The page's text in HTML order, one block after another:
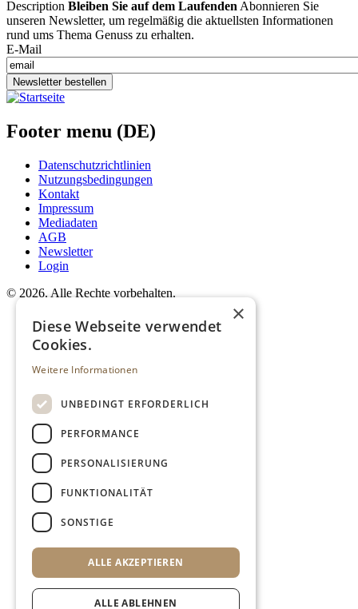
Description Bleiben Sie auf dem LaufendenAbonnieren Sie
unseren Newsletter, um regelmäßig die aktuellsten Informationen
rund ums Thema Genuss zu erhalten.
E-Mail
Newsletter bestellen
Footer menu (DE)
Datenschutzrichtlinien
Nutzungsbedingungen
Kontakt
Impressum
Mediadaten
AGB
Newsletter
Login
© 2026. Alle Rechte vorbehalten.
×
Diese Webseite verwendet
Cookies.
Weitere Informationen
UNBEDINGT ERFORDERLICH
PERFORMANCE
PERSONALISIERUNG
FUNKTIONALITÄT
SONSTIGE
ALLE AKZEPTIEREN
ALLE ABLEHNEN